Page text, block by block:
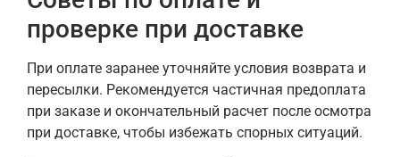
проверке при доставке
При оплате заранее уточняйте условия возврата и
пересылки. Рекомендуется частичная предоплата
при заказе и окончательный расчет после осмотра
при доставке, чтобы избежать спорных ситуаций.